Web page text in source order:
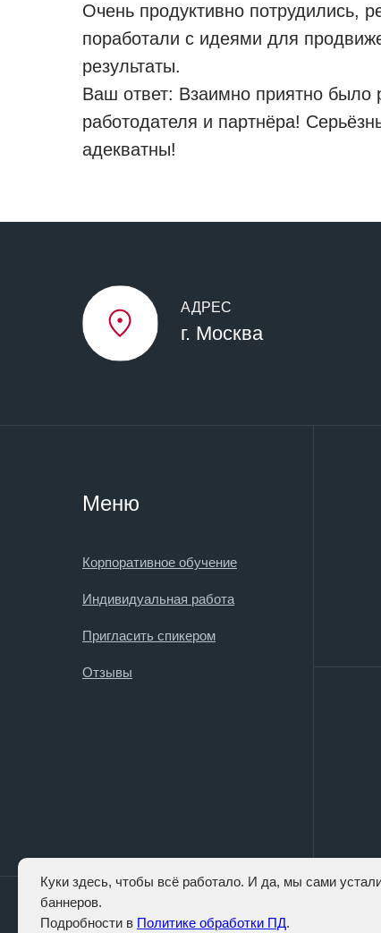
Очень продуктивно потрудились,
поработали с идеями для
результаты.
Ваш ответ: Взаимно приятно было
работодателя и партнёра!
адекватны!
Куки здесь, чтобы всё работало. И да, мы сами
баннеров.
Подробности в Политике обработки ПД.
Корпоративное обучение
Индивидуальная работа
Пригласить спикером
Отзывы
Меню
АДРЕС
г. Москва